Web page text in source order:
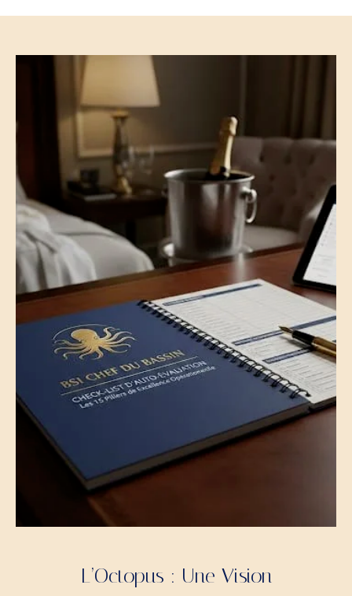
L’Octopus : Une Vision